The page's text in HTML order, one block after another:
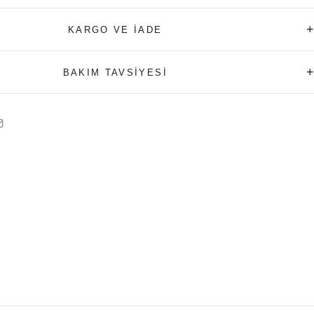
KARGO VE İADE +
BAKIM TAVSİYESİ +